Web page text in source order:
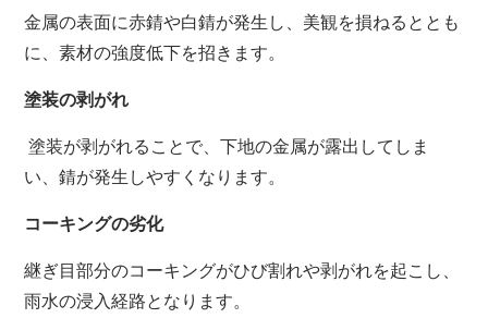
金属の表面に赤錆や白錆が発生し、美観を損ねるととも
に、素材の強度低下を招きます。
塗装の剥がれ
塗装が剥がれることで、下地の金属が露出してしま
い、錆が発生しやすくなります。
コーキングの劣化
継ぎ目部分のコーキングがひび割れや剥がれを起こし、
雨水の浸入経路となります。